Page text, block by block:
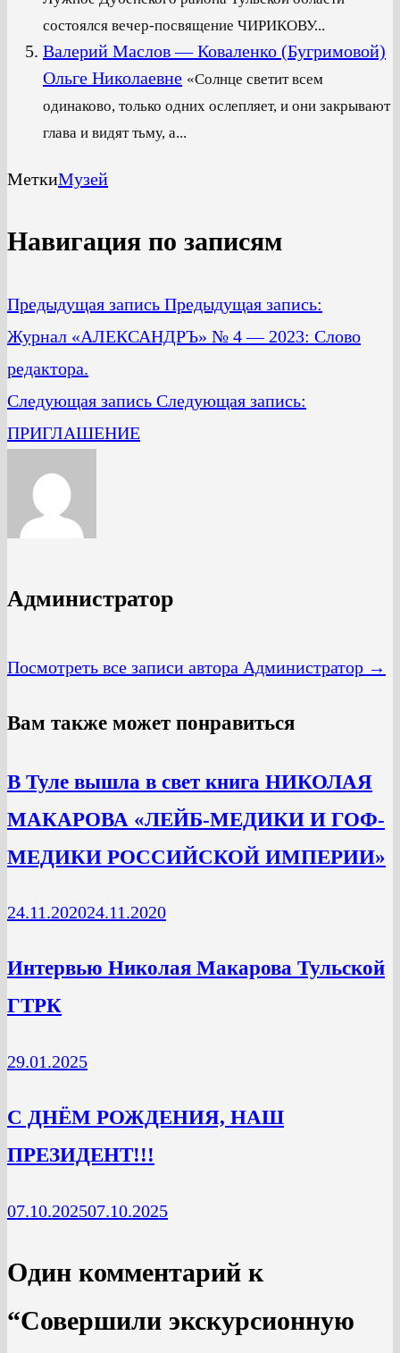
состоялся вечер-посвящение ЧИРИКОВУ...
Валерий Маслов — Коваленко (Бугримовой)
Ольге Николаевне «Солнце светит всем
одинаково, только одних ослепляет, и они закрывают
глава и видят тьму, а...
МеткиМузей
Навигация по записям
Предыдущая запись Предыдущая запись:
Журнал «АЛЕКСАНДРЪ» № 4 — 2023: Слово
редактора.
Следующая запись Следующая запись:
ПРИГЛАШЕНИЕ
Администратор
Посмотреть все записи автора Администратор →
Вам также может понравиться
В Туле вышла в свет книга НИКОЛАЯ
МАКАРОВА «ЛЕЙБ-МЕДИКИ И ГОФ-
МЕДИКИ РОССИЙСКОЙ ИМПЕРИИ»
24.11.202024.11.2020
Интервью Николая Макарова Тульской
ГТРК
29.01.2025
С ДНЁМ РОЖДЕНИЯ, НАШ
ПРЕЗИДЕНТ!!!
07.10.202507.10.2025
Один комментарий к
“Cовершили экскурсионную